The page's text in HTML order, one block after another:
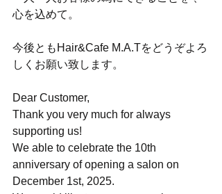
心を込めて。
今後ともHair&Cafe M.A.Tをどうぞよろ
しくお願い致します。
Dear Customer,
Thank you very much for always
supporting us!
We able to celebrate the 10th
anniversary of opening a salon on
December 1st, 2025.